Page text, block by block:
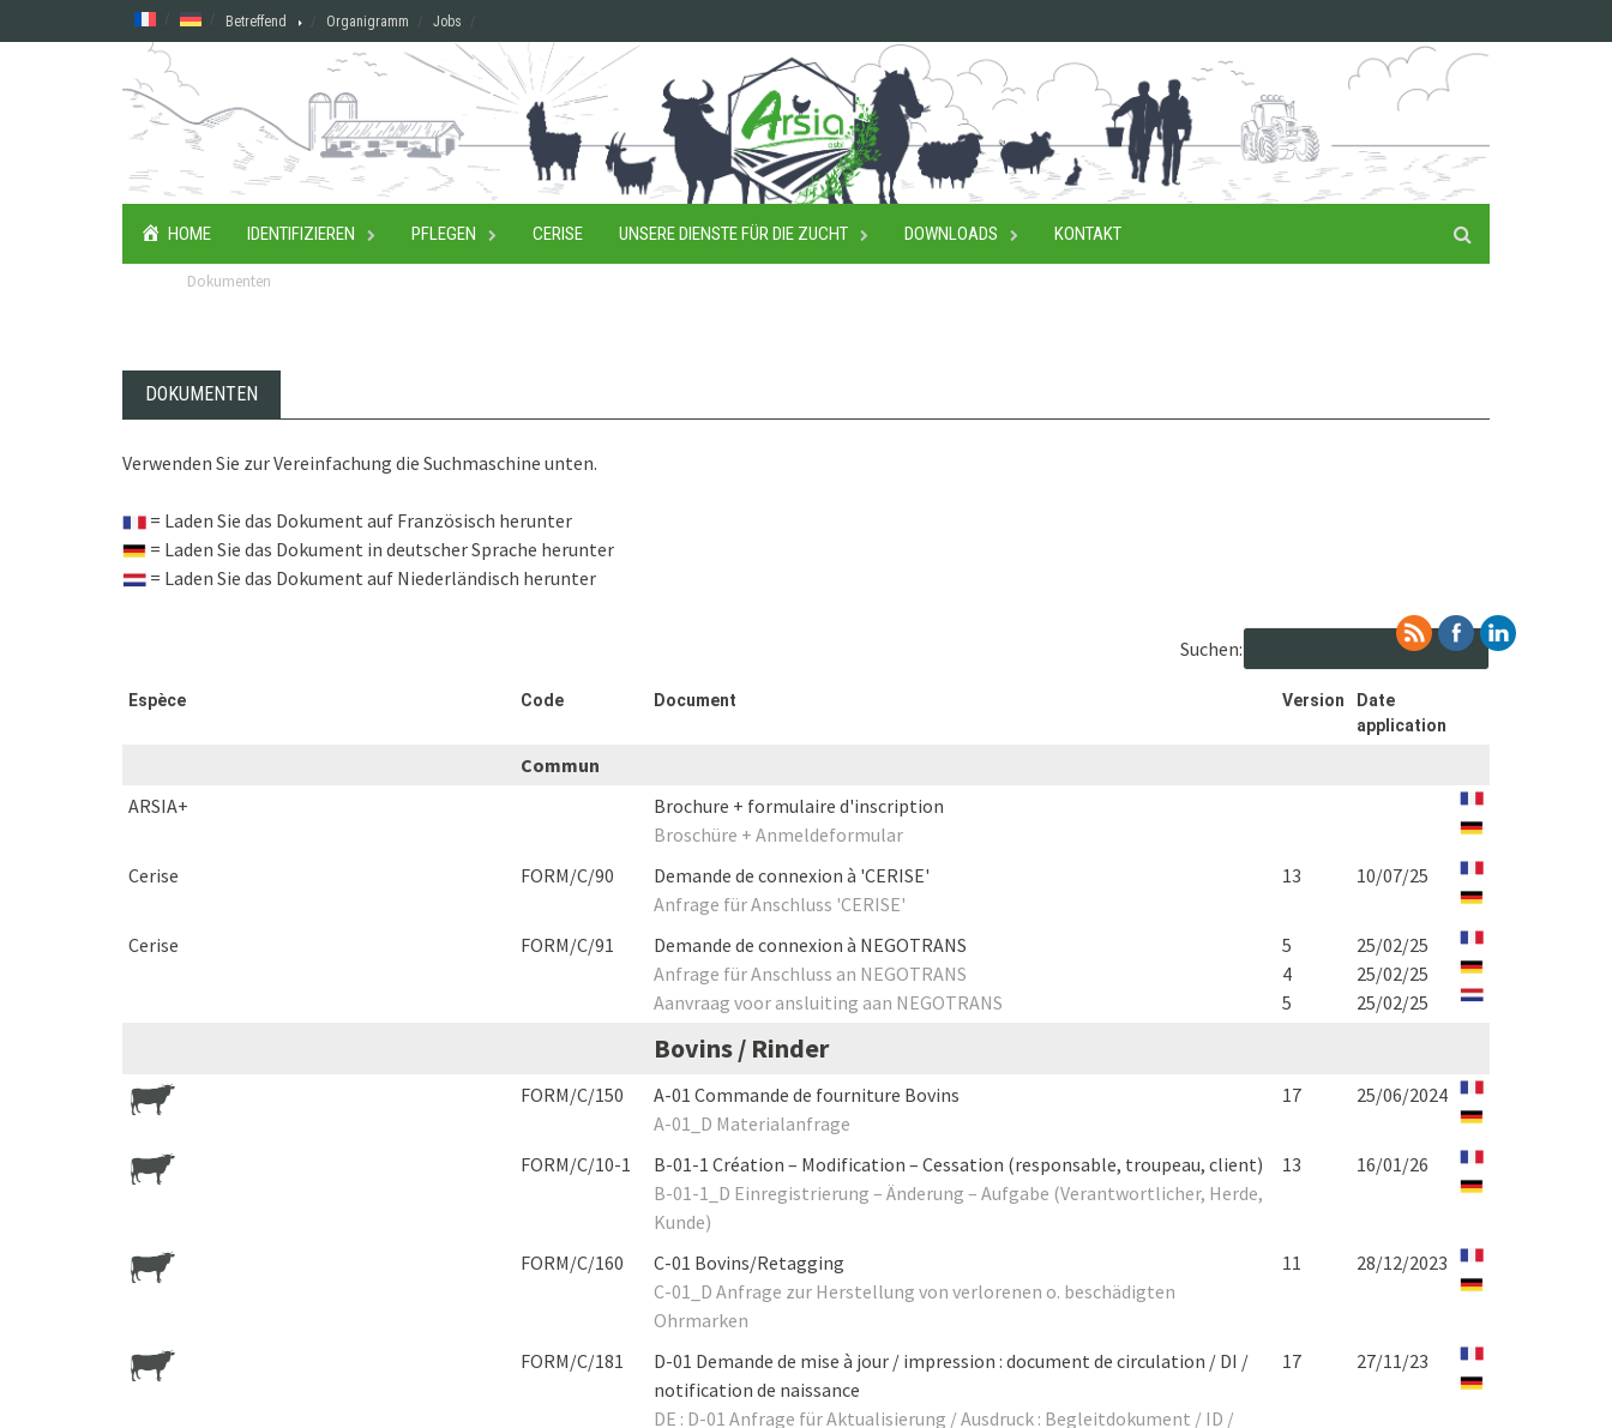
to
Betreffend Organigramm Jobs
HOME IDENTIFIZIEREN PFLEGEN CERISE UNSERE DIENSTE FÜR DIE ZUCHT DOWNLOADS KONTAKT
Dokumenten
DOKUMENTEN
Verwenden Sie zur Vereinfachung die Suchmaschine unten.
= Laden Sie das Dokument auf Französisch herunter
= Laden Sie das Dokument in deutscher Sprache herunter
= Laden Sie das Dokument auf Niederländisch herunter
Suchen:
Espèce Code Document Version
Date
application
Commun
ARSIA+
Brochure + formulaire d'inscription
Broschüre + Anmeldeformular
Cerise
FORM/C/90
Demande de connexion à 'CERISE'
Anfrage für Anschluss 'CERISE'
13 10/07/25
Cerise FORM/C/91
Demande de connexion à NEGOTRANS
Anfrage für Anschluss an NEGOTRANS
Aanvraag voor ansluiting aan NEGOTRANS
5
4
5
25/02/25
25/02/25
25/02/25
Bovins / Rinder
FORM/C/150
A-01 Commande de fourniture Bovins
A-01_D Materialanfrage
17 25/06/2024
FORM/C/10-1
B-01-1 Création – Modification – Cessation (responsable, troupeau, client)
B-01-1_D Einregistrierung – Änderung – Aufgabe (Verantwortlicher, Herde,
Kunde)
13 16/01/26
FORM/C/160
C-01 Bovins/Retagging
C-01_D Anfrage zur Herstellung von verlorenen o. beschädigten
Ohrmarken
11 28/12/2023
FORM/C/181
D-01 Demande de mise à jour / impression : document de circulation / DI /
notification de naissance
DE : D-01 Anfrage für Aktualisierung / Ausdruck : Begleitdokument / ID /
17 27/11/23